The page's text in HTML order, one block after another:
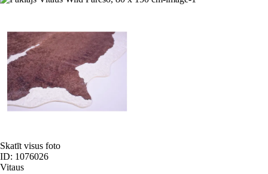
Skatīt visus foto
ID: 1076026
Vitaus